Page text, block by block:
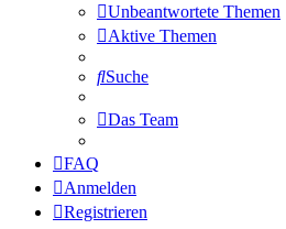
Unbeantwortete Themen
Aktive Themen
Suche
Das Team
FAQ
Anmelden
Registrieren